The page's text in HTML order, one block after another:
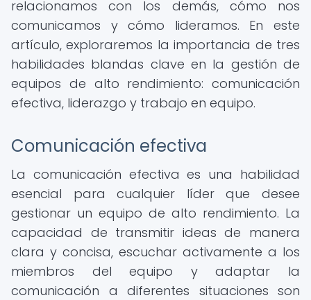
relacionamos con los demás, cómo nos
comunicamos y cómo lideramos. En este
artículo, exploraremos la importancia de tres
habilidades blandas clave en la gestión de
equipos de alto rendimiento: comunicación
efectiva, liderazgo y trabajo en equipo.
Comunicación efectiva
La comunicación efectiva es una habilidad
esencial para cualquier líder que desee
gestionar un equipo de alto rendimiento. La
capacidad de transmitir ideas de manera
clara y concisa, escuchar activamente a los
miembros del equipo y adaptar la
comunicación a diferentes situaciones son